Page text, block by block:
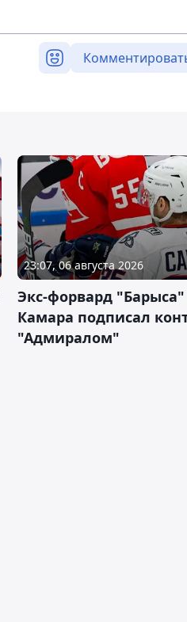
23:07, 06 августа 2026
Экс-форвард "Барыса"
Камара подписал
"Адмиралом"